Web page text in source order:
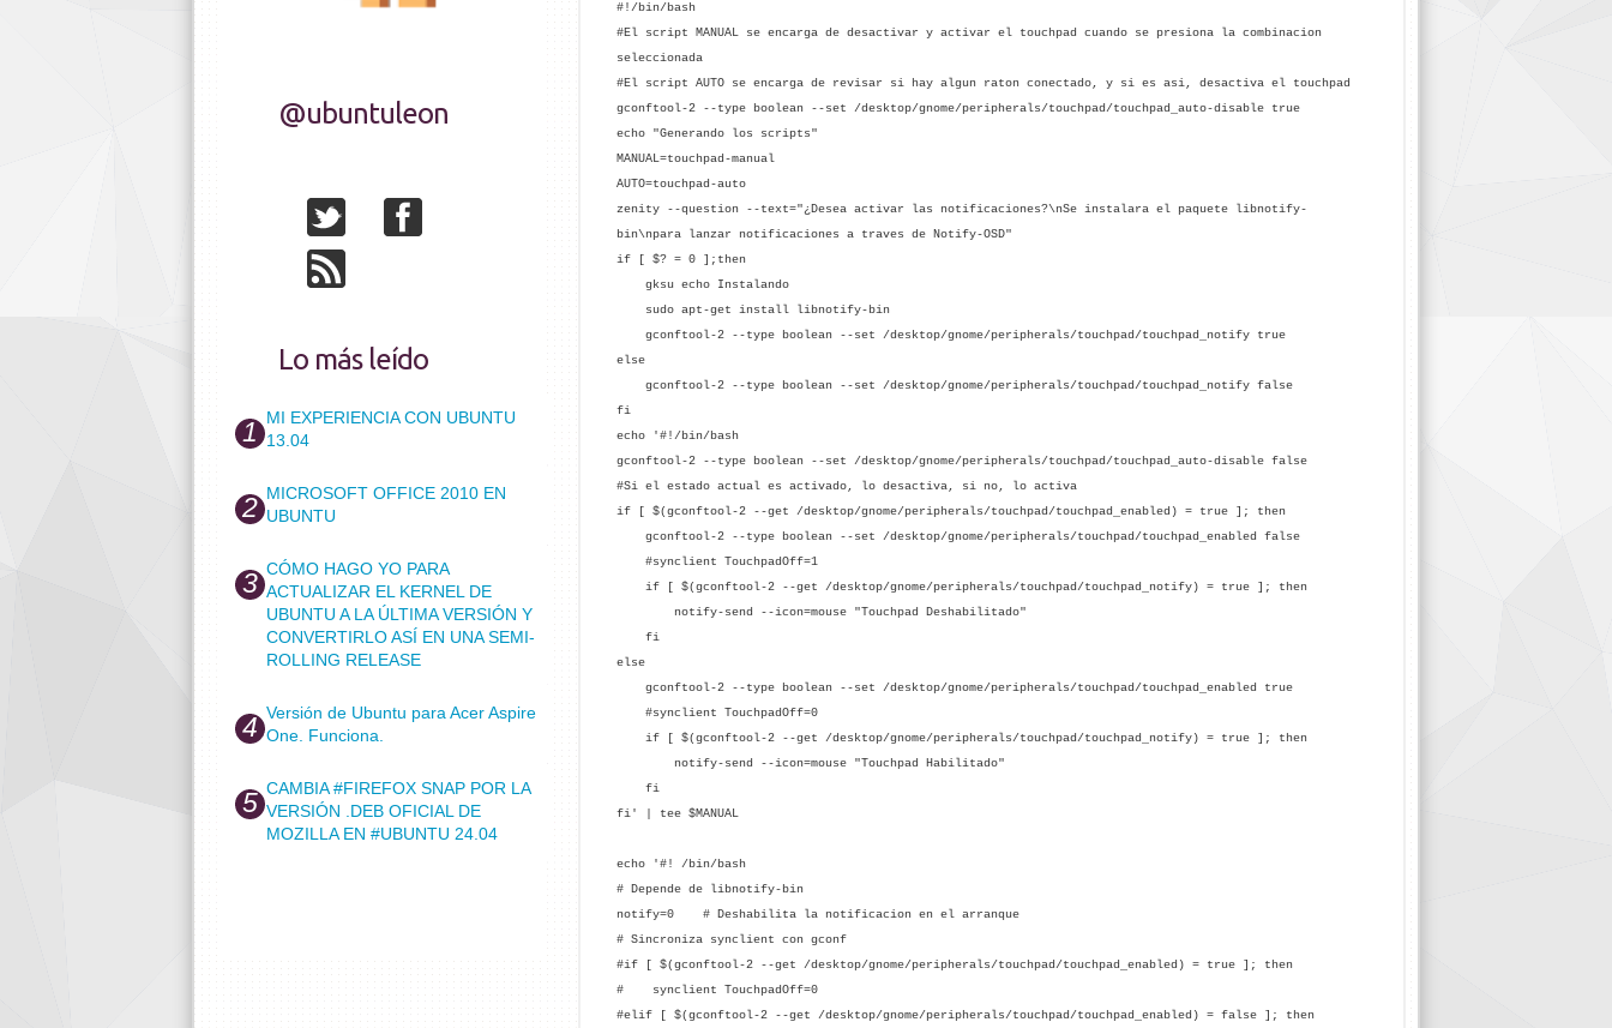
#!/bin/bash
#El script MANUAL se encarga de desactivar y activar el touchpad cuando se presiona la combinacion
seleccionada
#El script AUTO se encarga de revisar si hay algun raton conectado, y si es asi, desactiva el touchpad
gconftool-2 --type boolean --set /desktop/gnome/peripherals/touchpad/touchpad_auto-disable true
echo "Generando los scripts"
MANUAL=touchpad-manual
AUTO=touchpad-auto
zenity --question --text="¿Desea activar las notificaciones?\nSe instalara el paquete libnotify-
bin\npara lanzar notificaciones a traves de Notify-OSD"
if [ $? = 0 ];then
gksu echo Instalando
sudo apt-get install libnotify-bin
gconftool-2 --type boolean --set /desktop/gnome/peripherals/touchpad/touchpad_notify true
else
gconftool-2 --type boolean --set /desktop/gnome/peripherals/touchpad/touchpad_notify false
fi
echo '#!/bin/bash
gconftool-2 --type boolean --set /desktop/gnome/peripherals/touchpad/touchpad_auto-disable false
#Si el estado actual es activado, lo desactiva, si no, lo activa
if [ $(gconftool-2 --get /desktop/gnome/peripherals/touchpad/touchpad_enabled) = true ]; then
gconftool-2 --type boolean --set /desktop/gnome/peripherals/touchpad/touchpad_enabled false
#synclient TouchpadOff=1
if [ $(gconftool-2 --get /desktop/gnome/peripherals/touchpad/touchpad_notify) = true ]; then
notify-send --icon=mouse "Touchpad Deshabilitado"
fi
else
gconftool-2 --type boolean --set /desktop/gnome/peripherals/touchpad/touchpad_enabled true
#synclient TouchpadOff=0
if [ $(gconftool-2 --get /desktop/gnome/peripherals/touchpad/touchpad_notify) = true ]; then
notify-send --icon=mouse "Touchpad Habilitado"
fi
fi' | tee $MANUAL
echo '#! /bin/bash
# Depende de libnotify-bin
notify=0 # Deshabilita la notificacion en el arranque
# Sincroniza synclient con gconf
#if [ $(gconftool-2 --get /desktop/gnome/peripherals/touchpad/touchpad_enabled) = true ]; then
# synclient TouchpadOff=0
#elif [ $(gconftool-2 --get /desktop/gnome/peripherals/touchpad/touchpad_enabled) = false ]; then
@ubuntuleon
Lo más leído
MI EXPERIENCIA CON UBUNTU
13.04
MICROSOFT OFFICE 2010 EN
UBUNTU
CÓMO HAGO YO PARA
ACTUALIZAR EL KERNEL DE
UBUNTU A LA ÚLTIMA VERSIÓN Y
CONVERTIRLO ASÍ EN UNA SEMI-
ROLLING RELEASE
Versión de Ubuntu para Acer Aspire
One. Funciona.
CAMBIA #FIREFOX SNAP POR LA
VERSIÓN .DEB OFICIAL DE
MOZILLA EN #UBUNTU 24.04